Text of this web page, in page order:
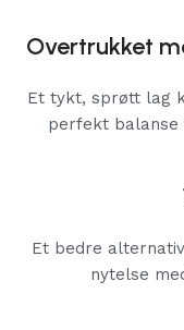
Overtrukket
Et tykt, sprøtt lag
perfekt balanse
Et bedre
nytelse